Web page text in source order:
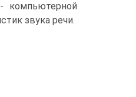
компьютерной
звука речи.